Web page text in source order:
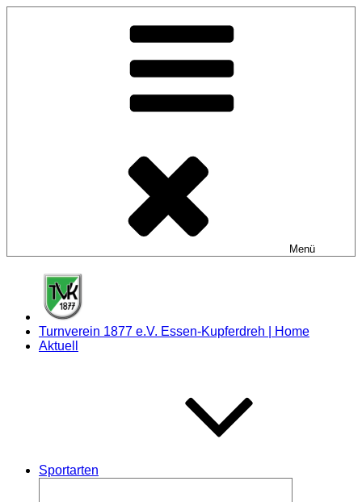
Menü
Turnverein 1877 e.V. Essen-Kupferdreh | Home
Aktuell
Sportarten